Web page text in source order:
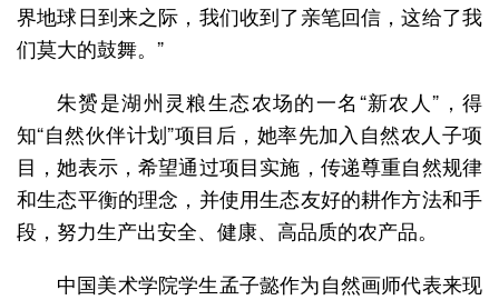
界地球日到来之际，我们收到了亲笔回信，这给了我
们莫大的鼓舞。”
朱赟是湖州灵粮生态农场的一名“新农人”，得
知“自然伙伴计划”项目后，她率先加入自然农人子项
目，她表示，希望通过项目实施，传递尊重自然规律
和生态平衡的理念，并使用生态友好的耕作方法和手
段，努力生产出安全、健康、高品质的农产品。
中国美术学院学生孟子懿作为自然画师代表来现